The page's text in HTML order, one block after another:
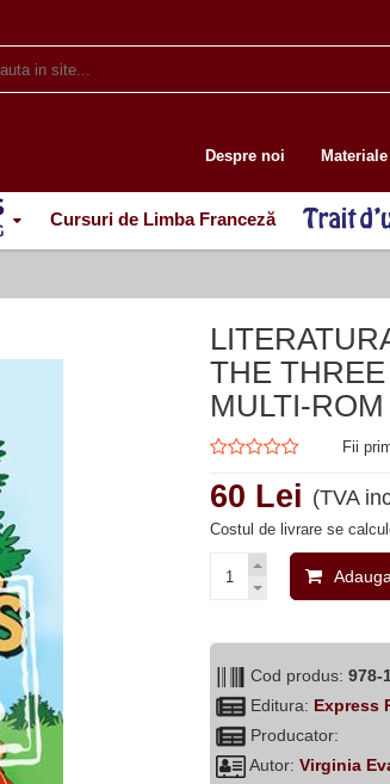
Despre noi
Cursuri de Limba Franceză
THE
MULTI-
Fii
60 Lei (TVA
Costul de livrare se
Cod produs:978-
Editura: Express
Producator:
Autor:Virginia